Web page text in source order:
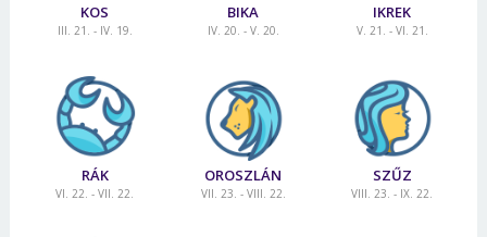
KOS
III. 21. - IV. 19.
BIKA
IV. 20. - V. 20.
IKREK
V. 21. - VI. 21.
RÁK
VI. 22. - VII. 22.
OROSZLÁN
VII. 23. - VIII. 22.
SZŰZ
VIII. 23. - IX. 22.